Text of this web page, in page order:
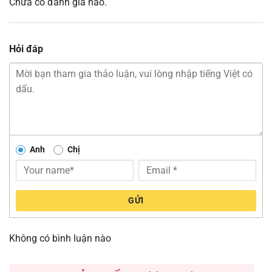
Chưa có đánh giá nào.
Hỏi đáp
Anh Chị
GỬI
Không có bình luận nào